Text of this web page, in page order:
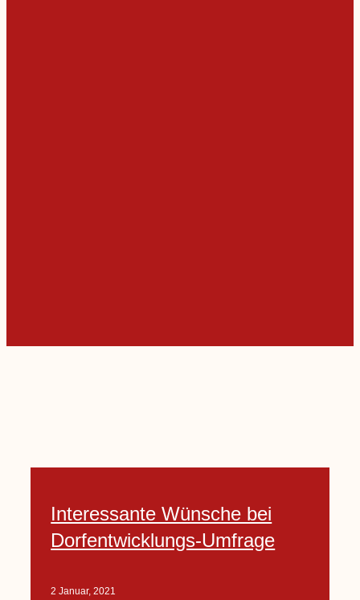
Interessante Wünsche bei
Dorfentwicklungs-Umfrage
2 Januar, 2021